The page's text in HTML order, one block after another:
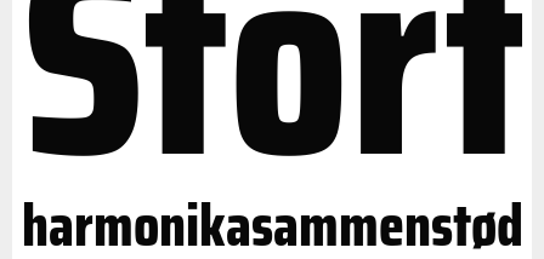
harmonikasammenstød